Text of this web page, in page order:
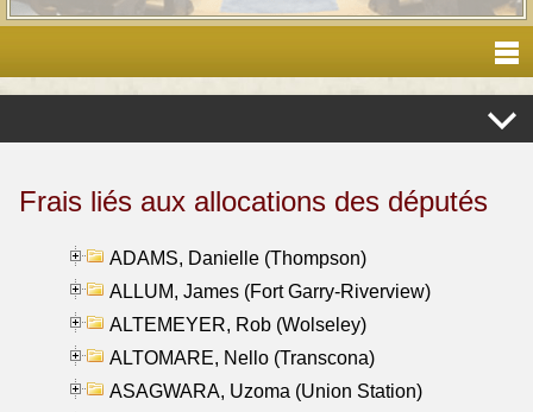
Frais liés aux allocations des députés
ADAMS, Danielle (Thompson)
ALLUM, James (Fort Garry-Riverview)
ALTEMEYER, Rob (Wolseley)
ALTOMARE, Nello (Transcona)
ASAGWARA, Uzoma (Union Station)